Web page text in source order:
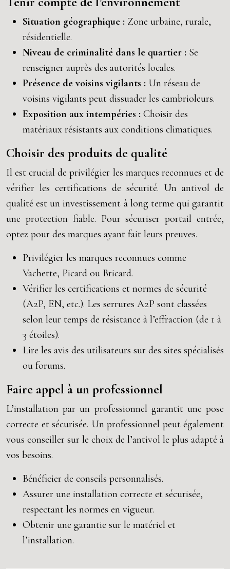
Situation géographique : Zone urbaine, rurale,
résidentielle.
Niveau de criminalité dans le quartier : Se
renseigner auprès des autorités locales.
Présence de voisins vigilants : Un réseau de
voisins vigilants peut dissuader les cambrioleurs.
Exposition aux intempéries : Choisir des
matériaux résistants aux conditions climatiques.
Choisir des produits de qualité
Il est crucial de privilégier les marques reconnues et de
vérifier les certifications de sécurité. Un antivol de
qualité est un investissement à long terme qui garantit
une protection fiable. Pour sécuriser portail entrée,
optez pour des marques ayant fait leurs preuves.
Privilégier les marques reconnues comme
Vachette, Picard ou Bricard.
Vérifier les certifications et normes de sécurité
(A2P, EN, etc.). Les serrures A2P sont classées
selon leur temps de résistance à l’effraction (de 1 à
3 étoiles).
Lire les avis des utilisateurs sur des sites spécialisés
ou forums.
Faire appel à un professionnel
L’installation par un professionnel garantit une pose
correcte et sécurisée. Un professionnel peut également
vous conseiller sur le choix de l’antivol le plus adapté à
vos besoins.
Bénéficier de conseils personnalisés.
Assurer une installation correcte et sécurisée,
respectant les normes en vigueur.
Obtenir une garantie sur le matériel et
l’installation.